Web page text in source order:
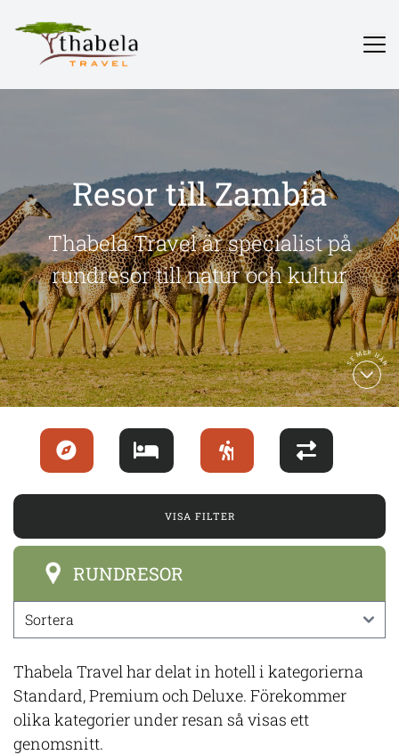
SE MER HÄR
Resor till Zambia
Thabela Travel är specialist på
rundresor till natur och kultur
VISA FILTER
RUNDRESOR
Thabela Travel har delat in hotell i kategorierna
Standard, Premium och Deluxe. Förekommer
olika kategorier under resan så visas ett
genomsnitt.